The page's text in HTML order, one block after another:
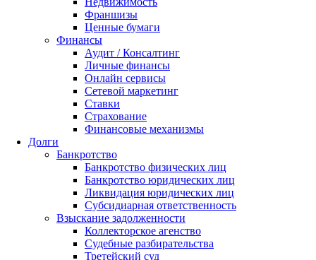
Франшизы
Ценные бумаги
Финансы
Аудит / Консалтинг
Личные финансы
Онлайн сервисы
Сетевой маркетинг
Ставки
Страхование
Финансовые механизмы
Долги
Банкротство
Банкротство физических лиц
Банкротство юридических лиц
Ликвидация юридических лиц
Субсидиарная ответственность
Взыскание задолженности
Коллекторское агенство
Судебные разбирательства
Третейский суд